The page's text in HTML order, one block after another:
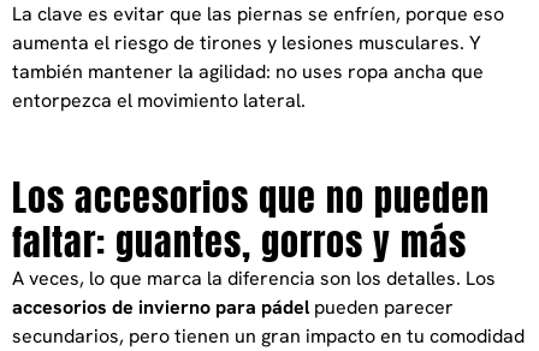
La clave es evitar que las piernas se enfríen, porque eso
aumenta el riesgo de tirones y lesiones musculares. Y
también mantener la agilidad: no uses ropa ancha que
entorpezca el movimiento lateral.
Los accesorios que no pueden
faltar: guantes, gorros y más
A veces, lo que marca la diferencia son los detalles. Los
accesorios de invierno para pádel pueden parecer
secundarios, pero tienen un gran impacto en tu comodidad